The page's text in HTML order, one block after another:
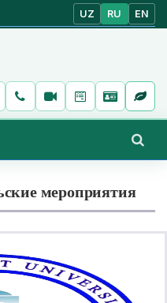
UZ RU EN
мероприятия